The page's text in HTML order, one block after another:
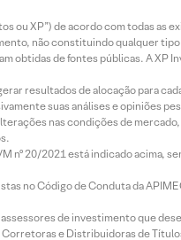
ou XP”) de acordo com todas
não constituindo qualquer
obtidas de fontes públicas. A XP
resultados de alocação para
suas análises e opiniões
nas condições de
20/2021 está indicado acima,
no Código de Conduta da
de investimento que
e Distribuidoras de